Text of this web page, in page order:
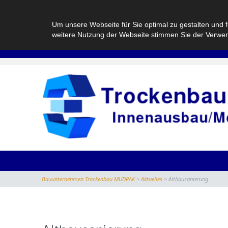
Um unsere Webseite für Sie optimal zu gestalten
weitere Nutzung der Webseite stimmen Sie der
Bauunternehmen Trockenbau MUDRAK>Aktuelles >Altbausanierung